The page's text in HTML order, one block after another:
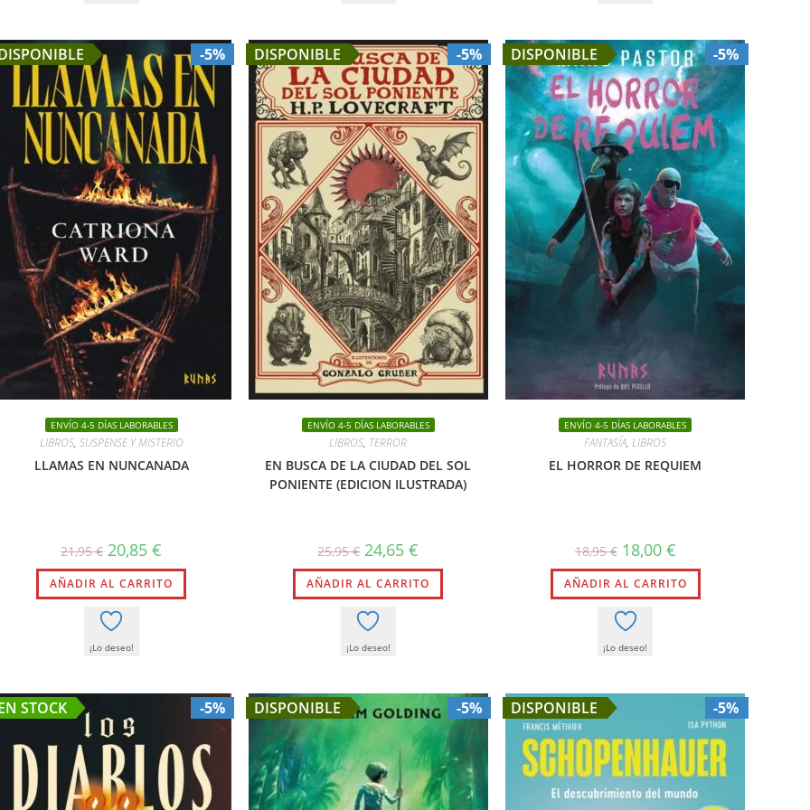
-5%
ENVÍO 4-5 DÍAS LABORABLES
LIBROS, SUSPENSE Y MISTERIO
LLAMAS EN NUNCANADA
21,95€ El
precio
original
era:
21,95 €.
20,85€
actual
es:
20,85 €.
AÑADIR AL CARRITO
¡Lo deseo!
DISPONIBLE -5%
ENVÍO 4-5 DÍAS LABORABLES
LIBROS, TERROR
EN BUSCA DE LA CIUDAD DEL SOL
PONIENTE (EDICION ILUSTRADA)
25,95€ El
precio
original
era:
25,95 €.
24,65€
actual
es:
24,65 €.
AÑADIR AL CARRITO
¡Lo deseo!
DISPONIBLE -5%
ENVÍO 4-5 DÍAS LABORABLES
FANTASÍA,LIBROS
EL HORROR DE REQUIEM
18,95€ El
precio
original
era:
18,95 €.
18,00 €El
precio
actual
es:
18,00 €.
AÑADIR AL CARRITO
¡Lo deseo!
STOCK -5% DISPONIBLE -5% DISPONIBLE -5%